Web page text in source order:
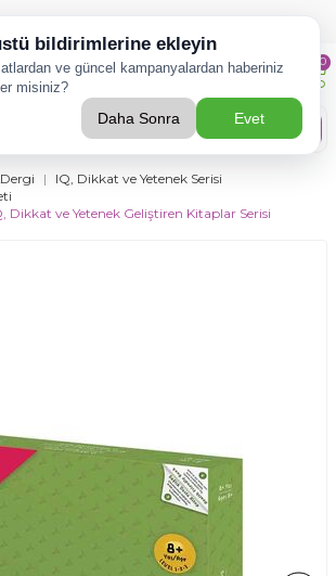
Ara
0
|
IQ, Dikkat ve Yetenek Serisi
Dikkat ve Yetenek Geliştiren Kitaplar Serisi